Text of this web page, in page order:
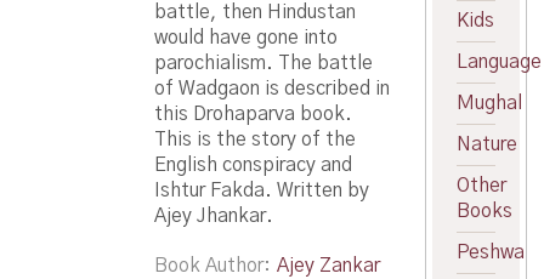
battle, then Hindustan
would have gone into
parochialism. The battle
of Wadgaon is described in
this Drohaparva book.
This is the story of the
English conspiracy and
Ishtur Fakda. Written by
Ajey Jhankar.
Book Author
Ajey Zankar
Kids
Language
Mughal
Nature
Other
Books
Peshwa